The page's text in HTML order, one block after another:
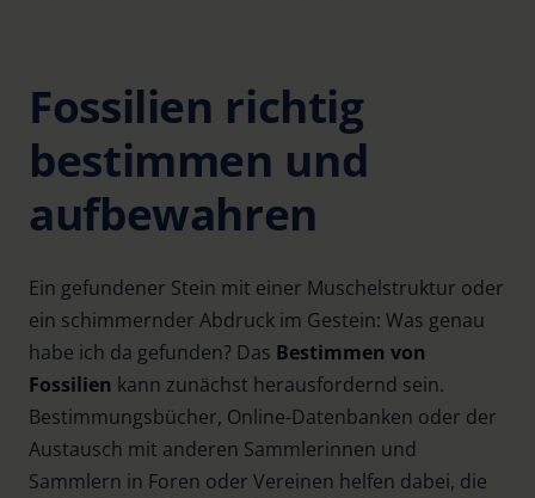
Fossilien richtig
bestimmen und
aufbewahren
Ein gefundener Stein mit einer Muschelstruktur oder
ein schimmernder Abdruck im Gestein: Was genau
habe ich da gefunden? Das Bestimmen von
Fossilien kann zunächst herausfordernd sein.
Bestimmungsbücher, Online-Datenbanken oder der
Austausch mit anderen Sammlerinnen und
Sammlern in Foren oder Vereinen helfen dabei, die